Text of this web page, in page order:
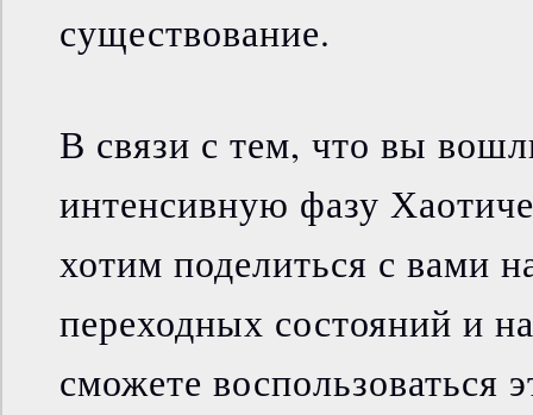
существование.
В связи с тем, что вы
интенсивную фазу
хотим поделиться с вами
переходных состояний и
сможете воспользоваться